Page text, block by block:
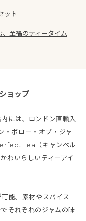
ット
、至福のティータイム
ョップ
には、ロンドン直輸入
ボロー・オブ・ジャ
Tea（キャンベル
わいらしいティーアイ
能。素材やスパイス
それぞれのジャムの味